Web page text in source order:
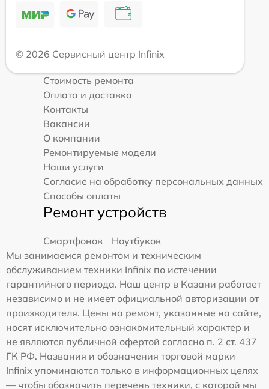
© 2026 Сервисный центр Infinix
Стоимость ремонта
Оплата и доставка
Контакты
Вакансии
О компании
Ремонтируемые модели
Наши услуги
Согласие на обработку персональных данных
Способы оплаты
Ремонт устройств
Смартфонов
Ноутбуков
Мы занимаемся ремонтом и техническим
обслуживанием техники Infinix по истечении
гарантийного периода. Наш центр в Казани работает
независимо и не имеет официальной авторизации от
производителя. Цены на ремонт, указанные на сайте,
носят исключительно ознакомительный характер и
не являются публичной офертой согласно п. 2 ст. 437
ГК РФ. Названия и обозначения торговой марки
Infinix упоминаются только в информационных целях
— чтобы обозначить перечень техники, с которой мы